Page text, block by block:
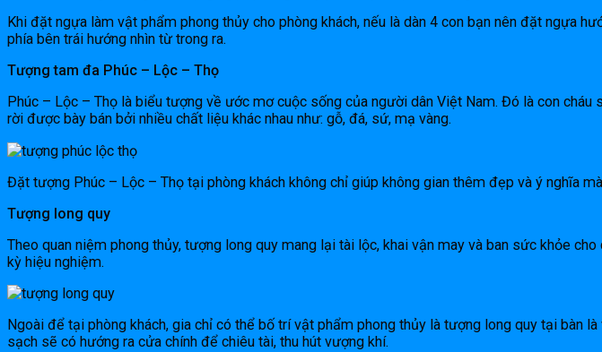
Khi đặt ngựa làm vật phẩm phong thủy cho phòng khách, nếu là dàn 4 con bạn nên đặt ngựa
phía bên trái hướng nhìn từ trong ra.
Tượng tam đa Phúc – Lộc – Thọ
Phúc – Lộc – Thọ là biểu tượng về ước mơ cuộc sống của người dân Việt Nam. Đó là con
rời được bày bán bởi nhiều chất liệu khác nhau như: gỗ, đá, sứ, mạ vàng.
Đặt tượng Phúc – Lộc – Thọ tại phòng khách không chỉ giúp không gian thêm đẹp và ý nghĩa
Tượng long quy
Theo quan niệm phong thủy, tượng long quy mang lại tài lộc, khai vận may và ban sức khỏe
kỳ hiệu nghiệm.
Ngoài để tại phòng khách, gia chỉ có thể bố trí vật phẩm phong thủy là tượng long quy tại bàn
sạch sẽ có hướng ra cửa chính để chiêu tài, thu hút vượng khí.